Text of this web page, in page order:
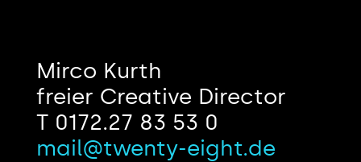
Mirco Kurth
freier Creative Director
T 0172.27 83 53 0
mail@twenty-eight.de